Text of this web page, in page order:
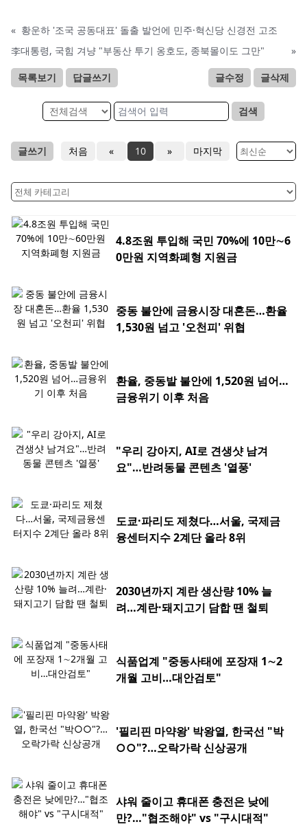
« 황운하 '조국 공동대표' 돌출 발언에 민주·혁신당 신경전 고조
李대통령, 국힘 겨냥 "부동산 투기 옹호도, 종북몰이도 그만"
»
목록보기 답글쓰기 글수정 글삭제
검색
글쓰기 처음 « 10 » 마지막
4.8조원 투입해 국민 70%에 10만∼6
0만원 지역화폐형 지원금
중동 불안에 금융시장 대혼돈…환율
1,530원 넘고 '오천피' 위협
환율, 중동발 불안에 1,520원 넘어…
금융위기 이후 처음
"우리 강아지, AI로 견생샷 남겨
요"…반려동물 콘텐츠 '열풍'
도쿄·파리도 제쳤다…서울, 국제금
융센터지수 2계단 올라 8위
2030년까지 계란 생산량 10% 늘
려…계란·돼지고기 담합 땐 철퇴
식품업계 "중동사태에 포장재 1∼2
개월 고비…대안검토"
'필리핀 마약왕' 박왕열, 한국선 "박
○○"?…오락가락 신상공개
샤워 줄이고 휴대폰 충전은 낮에
만?…"협조해야" vs "구시대적"